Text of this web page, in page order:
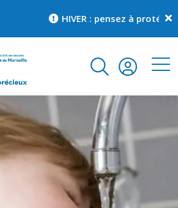
HIVER : pensez à protéger